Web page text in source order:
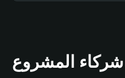
شركاء المشروع